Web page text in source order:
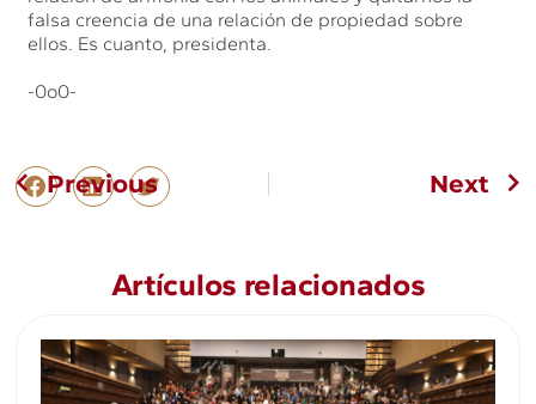
falsa creencia de una relación de propiedad sobre
ellos. Es cuanto, presidenta.
-0o0-
Previous Next
Artículos relacionados